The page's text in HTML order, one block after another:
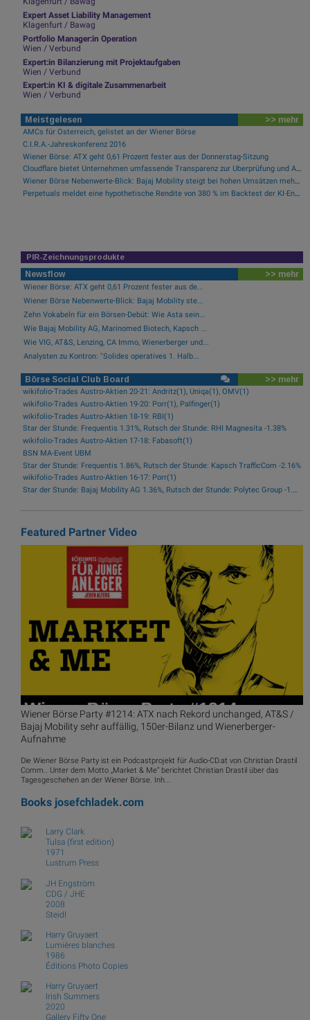
Expert Asset Liability Management
Klagenfurt / Bawag
Portfolio Manager:in Operation
Wien / Verbund
Expert:in Bilanzierung mit Projektaufgaben
Wien / Verbund
Expert:in KI & digitale Zusammenarbeit
Wien / Verbund
Meistgelesen >> mehr
AMCs für Österreich, gelistet an der Wiener Börse
C.I.R.A.-Jahreskonferenz 2016
Wiener Börse: ATX geht 0,61 Prozent fester aus der Donnerstag-Sitzung
Cloudflare bietet Unternehmen umfassende Transparenz zur Überprüfung und Analyse des KI-Einsatzes
Wiener Börse Nebenwerte-Blick: Bajaj Mobility steigt bei hohen Umsätzen mehr als 10 Prozent
Perpetuals meldet eine hypothetische Rendite von 380 % im Backtest der KI-Engine, die die risikofreie Handelsplattform „UpsideOnly“ antreibt
PIR-Zeichnungsprodukte
Newsflow >> mehr
Wiener Börse: ATX geht 0,61 Prozent fester aus de...
Wiener Börse Nebenwerte-Blick: Bajaj Mobility ste...
Zehn Vokabeln für ein Börsen-Debüt: Wie Asta sein...
Wie Bajaj Mobility AG, Marinomed Biotech, Kapsch ...
Wie VIG, AT&S, Lenzing, CA Immo, Wienerberger und...
Analysten zu Kontron: "Solides operatives 1. Halb...
Börse Social Club Board >> mehr
wikifolio-Trades Austro-Aktien 20-21: Andritz(1), Uniqa(1), OMV(1)
wikifolio-Trades Austro-Aktien 19-20: Porr(1), Palfinger(1)
wikifolio-Trades Austro-Aktien 18-19: RBI(1)
Star der Stunde: Frequentis 1.31%, Rutsch der Stunde: RHI Magnesita -1.38%
wikifolio-Trades Austro-Aktien 17-18: Fabasoft(1)
BSN MA-Event UBM
Star der Stunde: Frequentis 1.86%, Rutsch der Stunde: Kapsch TrafficCom -2.16%
wikifolio-Trades Austro-Aktien 16-17: Porr(1)
Star der Stunde: Bajaj Mobility AG 1.36%, Rutsch der Stunde: Polytec Group -1.81%
Featured Partner Video
Wiener Börse Party #1214: ATX nach Rekord unchanged, AT&S /
Bajaj Mobility sehr auffällig, 150er-Bilanz und Wienerberger-
Aufnahme
Die Wiener Börse Party ist ein Podcastprojekt für Audio-CD.at von Christian Drastil
Comm.. Unter dem Motto „Market & Me“ berichtet Christian Drastil über das
Tagesgeschehen an der Wiener Börse. Inh...
Books josefchladek.com
Larry Clark
Tulsa (first edition)
1971
Lustrum Press
JH Engström
CDG / JHE
2008
Steidl
Harry Gruyaert
Lumières blanches
1986
Éditions Photo Copies
Harry Gruyaert
Irish Summers
2020
Gallery Fifty One